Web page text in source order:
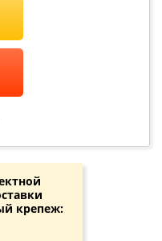
крепеж: